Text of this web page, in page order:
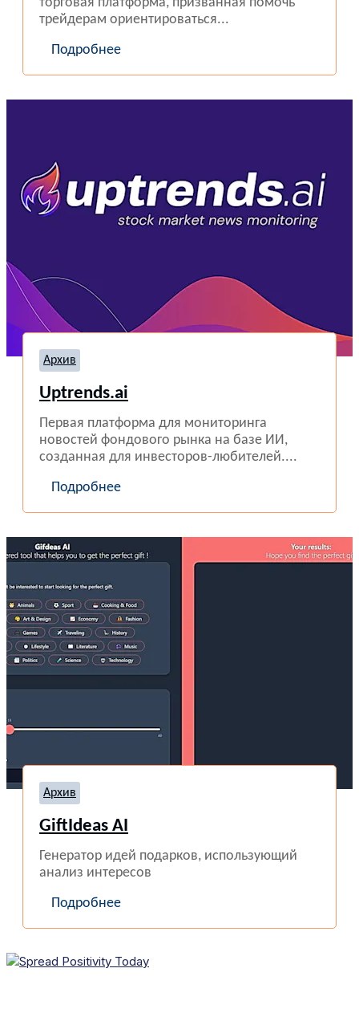
трейдерам ориентироваться...
Подробнее
Архив
Uptrends.ai
Первая платформа для мониторинга
новостей фондового рынка на базе ИИ,
созданная для инвесторов-любителей....
Подробнее
Архив
GiftIdeas AI
Генератор идей подарков, использующий
анализ интересов
Подробнее